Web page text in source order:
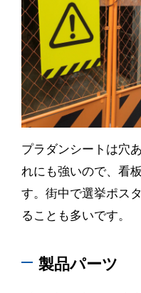
プラダンシートは穴
れにも強いので、看
す。街中で選挙ポス
ることも多いです。
製品パーツ